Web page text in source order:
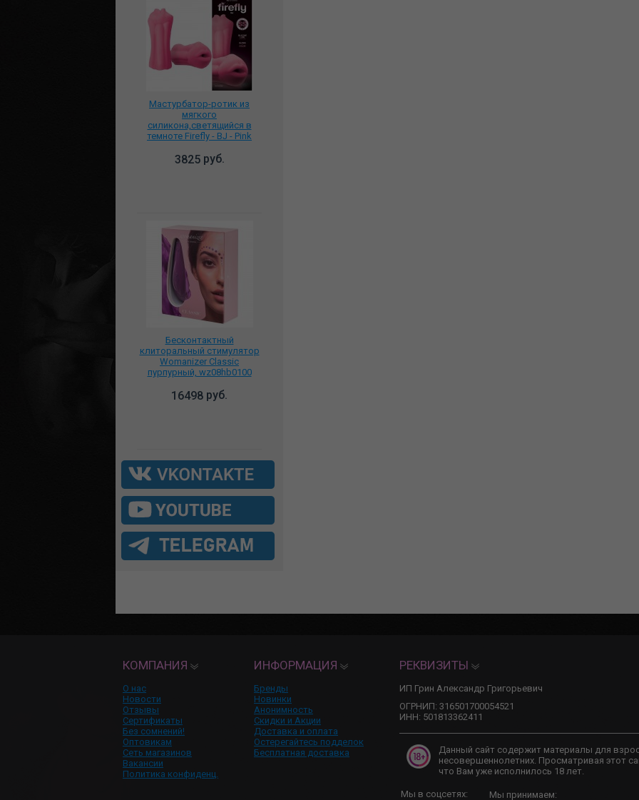
Мастурбатор-ротик из
мягкого
силикона,светящийся в
темноте Firefly - BJ - Pink
3825руб.
Бесконтактный
клиторальный стимулятор
Womanizer Classic
пурпурный, wz08hb0100
16498 руб.
КОМПАНИЯ
О нас
Новости
Отзывы
Сертификаты
Без сомнений!
Оптовикам
Сеть магазинов
Вакансии
Политика конфиденц.
ИНФОРМАЦИЯ
Бренды
Новинки
Анонимность
Скидки и Акции
Доставка и оплата
Остерегайтесь подделок
Бесплатная доставка
РЕКВИЗИТЫ
ИП Грин Александр Григорьевич
ОГРНИП: 316501700054521
ИНН: 501813362411
Данный сайт содержит материалы для
несовершеннолетних. Просматривая этот
что Вам уже исполнилось 18 лет.
Мы в соцсетях: Мы принимаем: